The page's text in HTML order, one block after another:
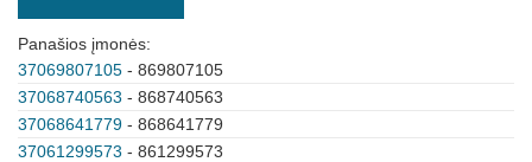
Panašios įmonės:
37069807105 - 869807105
37068740563 - 868740563
37068641779 - 868641779
37061299573 - 861299573